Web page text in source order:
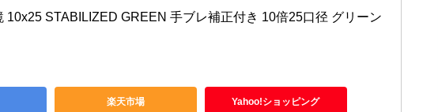
10x25 STABILIZED GREEN 手ブレ補正付き 10倍25口径 グリーン
楽天市場 Yahoo!ショッピング